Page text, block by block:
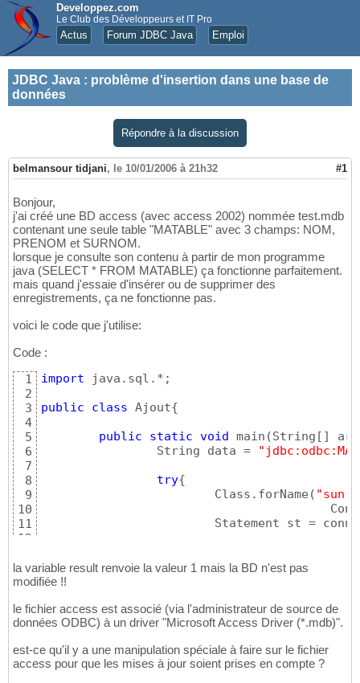
Developpez.com
Le Club des Développeurs et IT Pro
Actus Forum JDBC Java Emploi
JDBC Java : problème d'insertion dans une base de
données
Répondre à la discussion
belmansour tidjani, le 10/01/2006 à 21h32 #1
Bonjour,
j'ai créé une BD access (avec access 2002) nommée test.mdb
contenant une seule table "MATABLE" avec 3 champs: NOM,
PRENOM et SURNOM.
lorsque je consulte son contenu à partir de mon programme
java (SELECT * FROM MATABLE) ça fonctionne parfaitement.
mais quand j'essaie d'insérer ou de supprimer des
enregistrements, ça ne fonctionne pas.
voici le code que j'utilise:
Code :
1
2
3
4
5
6
7
8
9
10
11
12
14
15
17
18
20
21
import java.sql.*;
public
class Ajout{
public
static void main (String [ ]
		String data =
try{
			Class.forName
(
Statement st =
// ajout d'un
			System.out.println
}catch(SQLException se ){
la variable result renvoie la valeur 1 mais la BD n'est pas
modifiée !!
le fichier access est associé (via l'administrateur de source de
données ODBC) à un driver "Microsoft Access Driver (*.mdb)".
est-ce qu'il y a une manipulation spéciale à faire sur le fichier
access pour que les mises à jour soient prises en compte ?